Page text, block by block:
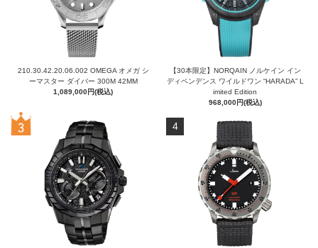
210.30.42.20.06.002 OMEGA オメガ シ
ーマスター ダイバー 300M 42MM
1,089,000円(税込)
【30本限定】NORQAIN ノルケイン イン
ディペンデンス ワイルドワン “HARADA” L
imited Edition
968,000円(税込)
4